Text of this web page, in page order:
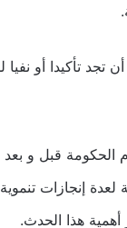
تأكيدا أو نفيا
الحكومة قبل و بعد
لعدة إنجازات
أهمية هذا الحدث.